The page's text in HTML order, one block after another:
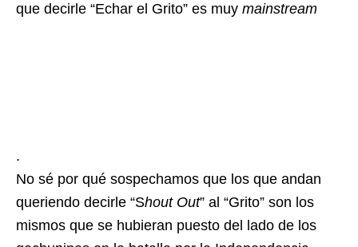
que decirle “Echar el Grito” es muy mainstream
.
No sé por qué sospechamos que los que andan
queriendo decirle “Shout Out” al “Grito” son los
mismos que se hubieran puesto del lado de los